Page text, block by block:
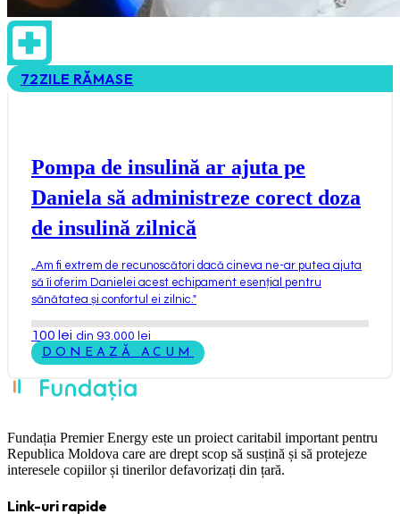
72ZILE RĂMASE
Pompa de insulină ar ajuta pe
Daniela să administreze corect doza
de insulină zilnică
Am fi extrem de recunoscători dacă cineva ne-ar putea ajuta
să îi oferim Danielei acest echipament esențial pentru
sănătatea și confortul ei zilnic. "
100 lei din 93.000 lei
DONEAZĂ ACUM
Fundația Premier Energy este un proiect caritabil important pentru
Republica Moldova care are drept scop să susțină și să protejeze
interesele copiilor și tinerilor defavorizați din țară.
Link-uri rapide